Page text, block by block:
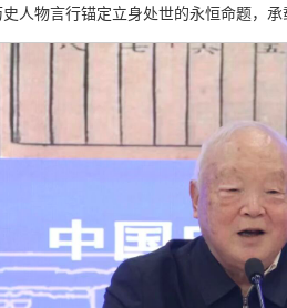
人物言行锚定立身处世的永恒命题，